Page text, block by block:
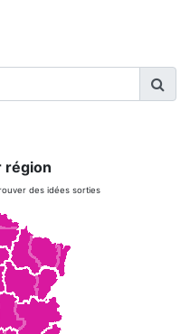
région
des idées sorties